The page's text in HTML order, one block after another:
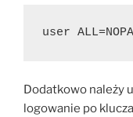
user
Dodatkowo należy
logowanie po